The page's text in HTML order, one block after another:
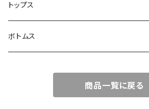
バック
キャップ
トップス
アウター
ボトムス
商品一覧に戻る